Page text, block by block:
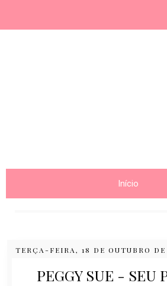
Início
TERÇA-FEIRA, 18 DE OUTUBRO DE
PEGGY SUE - SEU